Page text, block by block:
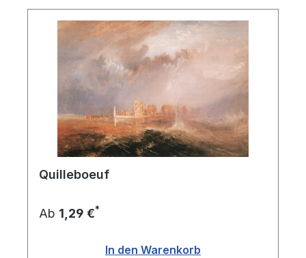
Quilleboeuf
Ab 1,29 €*
In den Warenkorb